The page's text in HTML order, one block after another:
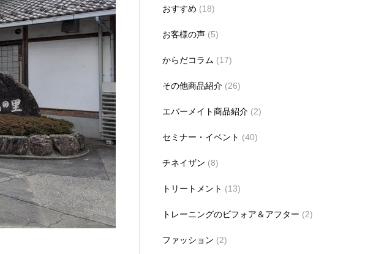
おすすめ (18)
お客様の声 (5)
からだコラム (17)
その他商品紹介 (26)
エバーメイト商品紹介 (2)
セミナー・イベント (40)
チネイザン (8)
トリートメント (13)
トレーニングのビフォア＆アフター (2)
ファッション (2)